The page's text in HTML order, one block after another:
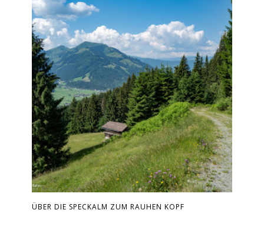
ÜBER DIE SPECKALM ZUM RAUHEN KOPF